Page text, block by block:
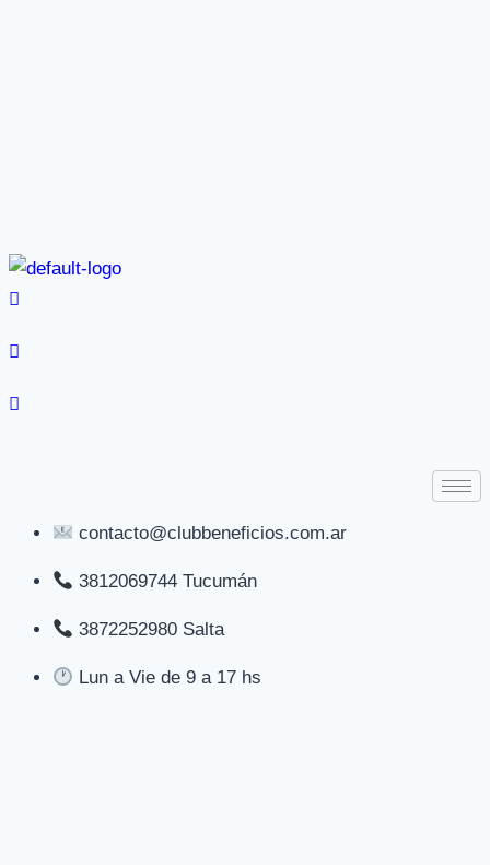
contacto@clubbeneficios.com.ar
3812069744 Tucumán
3872252980 Salta
Lun a Vie de 9 a 17 hs